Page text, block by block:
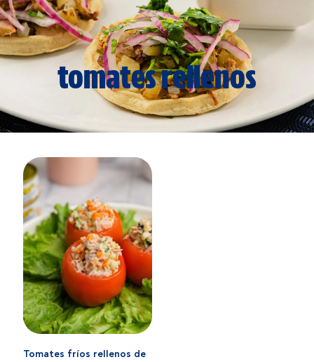
tomates rellenos
Tomates fríos rellenos de